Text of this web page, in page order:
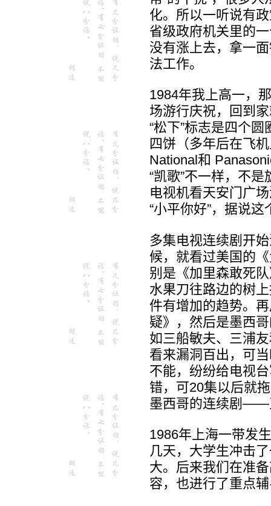
化。所以一听说有
省级政府机关里的
没有涨上去，拿一
法工作。
1984年我上高一，
场游行庆祝，回到
“松下”标志是四个
四饼（多年后在飞
National和
“凯歌”不一样，不
电视机看天安门广
“小平你好”，据说
多集电视连续剧开
候，就看过美国的
别是《加里森敢死
水果刀往路边的树
件有增加的趋势。
疑》，然后是墨西
如三船敏夫、三浦
看来漏洞百出，可
不能，纷纷给电视
错，可20集以后就
墨西哥的连续剧——
1986年上海一带发
几天，大学生冲击
大。后来我们在准
容，也进行了重点